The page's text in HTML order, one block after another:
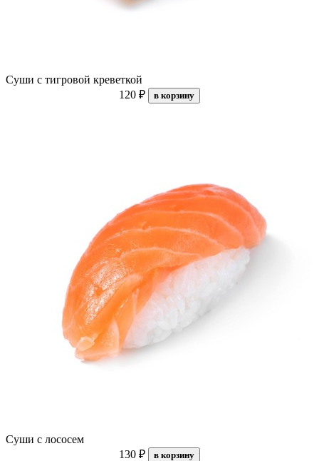
Суши с тигровой креветкой
120 ₽
в корзину
Суши с лососем
130 ₽
в корзину